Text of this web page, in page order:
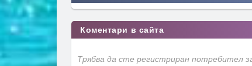
Коментари в сайта
Трябва да сте регистриран потребител